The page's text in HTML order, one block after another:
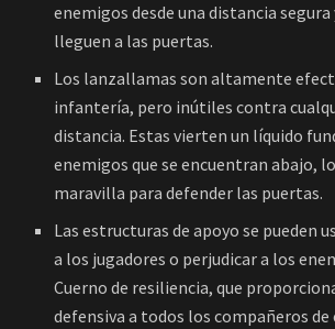
enemigos desde una distancia segura
lleguen a las puertas.
Los lanzallamas son altamente
infantería, pero inútiles contra
distancia. Estas vierten un líquido
enemigos que se encuentran abajo,
maravilla para defender las puertas.
Las estructuras de apoyo se pueden
a los jugadores o perjudicar a los
Cuerno de resiliencia, que
defensiva a todos los compañeros de